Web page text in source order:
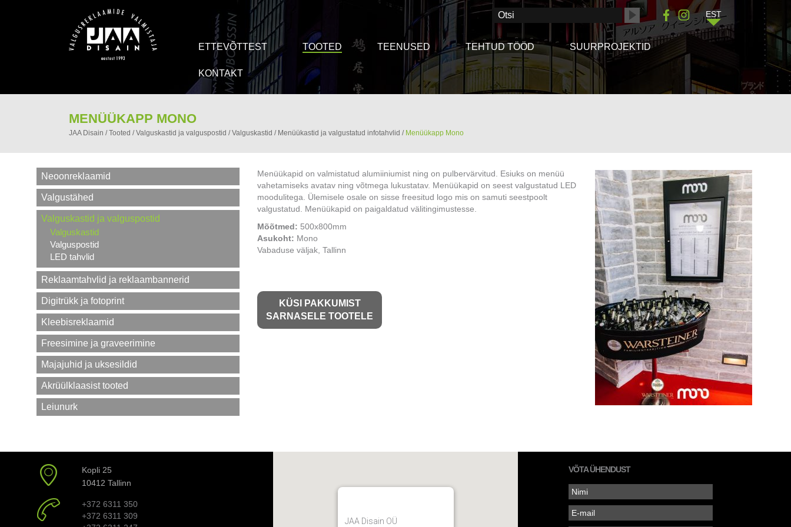
EST
ETTEVÕTTEST TOOTED TEENUSED TEHTUD TÖÖD SUURPROJEKTID
KONTAKT
MENÜÜKAPP MONO
JAA Disain /Tooted /Valguskastid ja valguspostid /Valguskastid / Menüükastid ja valgustatud infotahvlid / Menüükapp Mono
Neoonreklaamid
Valgustähed
Valguskastid ja valguspostid
Valguskastid
Valguspostid
LED tahvlid
Reklaamtahvlid ja reklaambannerid
Digitrükk ja fotoprint
Kleebisreklaamid
Freesimine ja graveerimine
Majajuhid ja uksesildid
Akrüülklaasist tooted
Leiunurk
Menüükapid on valmistatud alumiiniumist ning on pulbervärvitud. Esiuks on menüü
vahetamiseks avatav ning võtmega lukustatav. Menüükapid on seest valgustatud LED
moodulitega. Ülemisele osale on sisse freesitud logo mis on samuti seestpoolt
valgustatud. Menüükapid on paigaldatud välitingimustesse.
Mõõtmed: 500x800mm
Asukoht: Mono
Vabaduse väljak, Tallinn
KÜSI PAKKUMIST
SARNASELE TOOTELE
Kopli 25
10412 Tallinn
+372 6311 350
+372 6311 309
JAA Disain OÜ
VÕTA ÜHENDUST